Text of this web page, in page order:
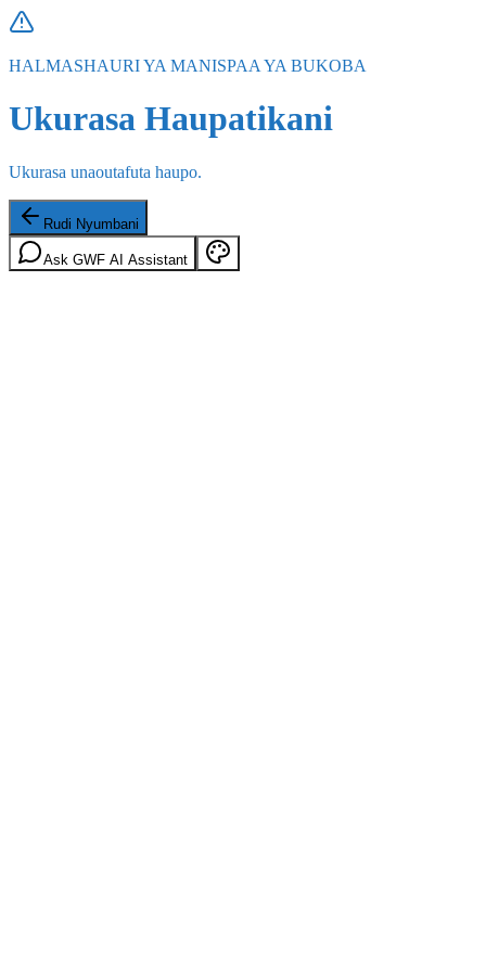
HALMASHAURI YA MANISPAA YA BUKOBA
Ukurasa Haupatikani
Ukurasa unaoutafuta haupo.
Rudi Nyumbani
Ask GWF AI Assistant